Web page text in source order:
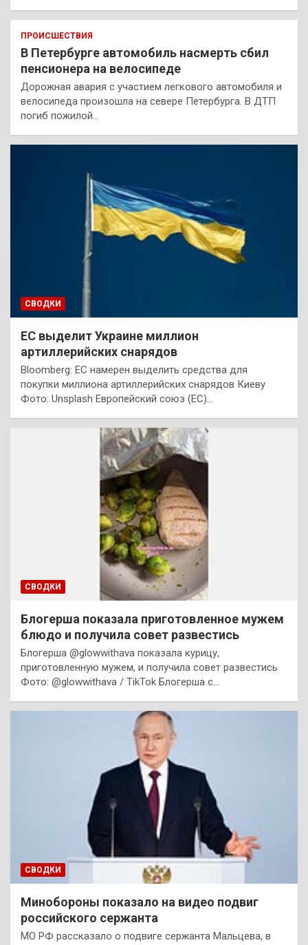
ПРОИСШЕСТВИЯ
В Петербурге автомобиль насмерть сбил
пенсионера на велосипеде
Дорожная авария с участием легкового автомобиля и
велосипеда произошла на севере Петербурга. В ДТП
погиб пожилой…
СВОДКИ
ЕС выделит Украине миллион
артиллерийских снарядов
Bloomberg: ЕС намерен выделить средства для
покупки миллиона артиллерийских снарядов Киеву
Фото: Unsplash Европейский союз (ЕС)…
СВОДКИ
Блогерша показала приготовленное мужем
блюдо и получила совет развестись
Блогерша @glowwithava показала курицу,
приготовленную мужем, и получила совет развестись
Фото: @glowwithava / TikTok Блогерша с…
СВОДКИ
Минобороны показало на видео подвиг
российского сержанта
МО РФ рассказало о подвиге сержанта Мальцева, в